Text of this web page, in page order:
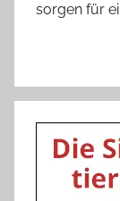
sorgen für